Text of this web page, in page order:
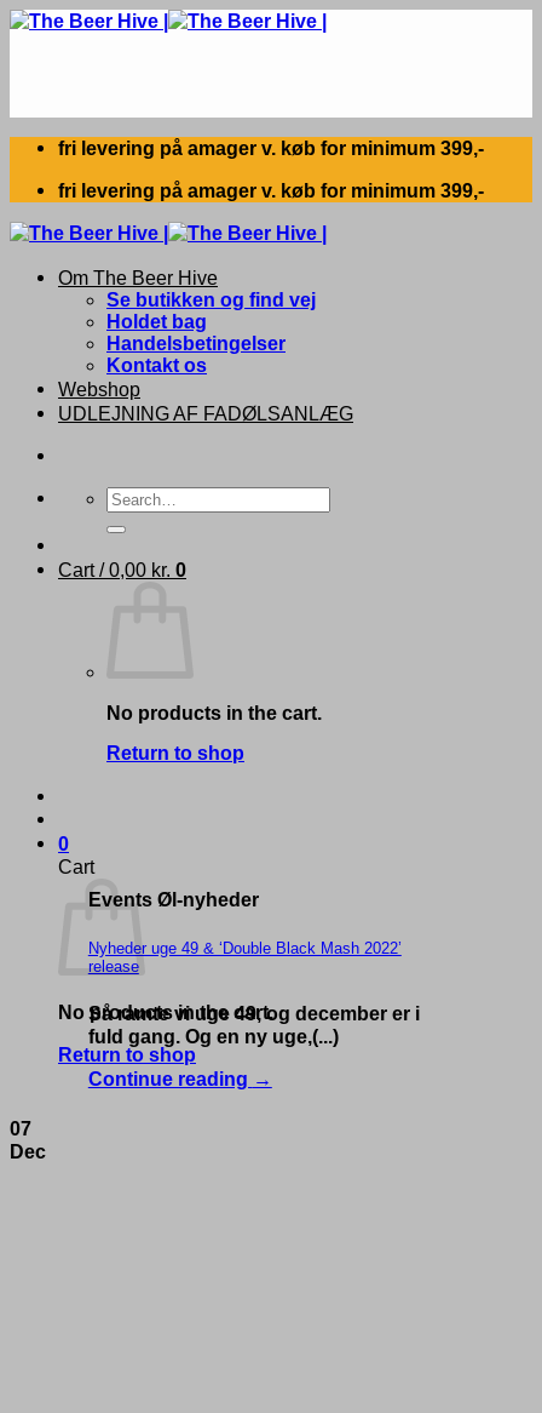
Skip
fri levering på amager v. køb for minimum 399,-
fri levering på amager v. køb for minimum 399,-
Om The Beer Hive
Se butikken og find vej
Holdet bag
Handelsbetingelser
Kontakt os
Webshop
UDLEJNING AF FADØLSANLÆG
Search
for:
Cart /0,00 kr. 0
No products in the cart.
Return to shop
0
Cart
No products in the cart.
Return to shop
Events Øl-nyheder
Nyheder uge 49 & ‘Double Black Mash 2022’
release
Så ramte vi uge 49, og december er i
fuld gang. Og en ny uge,(...)
Continue reading →
07
Dec